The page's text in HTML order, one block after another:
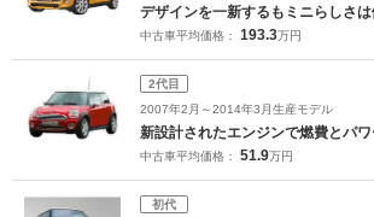
デザインを一新するもミニらしさ
中古車平均価格： 193.3万円
2代目
2007年2月～2014年3月生産モデル
新設計されたエンジンで燃費とパ
中古車平均価格： 51.9万円
初代